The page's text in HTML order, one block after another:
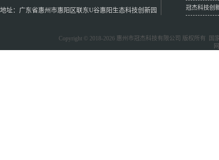
地址：广东省惠州市惠阳区联东U谷惠阳生态科技创新园 冠杰科技创
Copyright © 2018-2026 惠州市冠杰科技有限公司
版权所有 国